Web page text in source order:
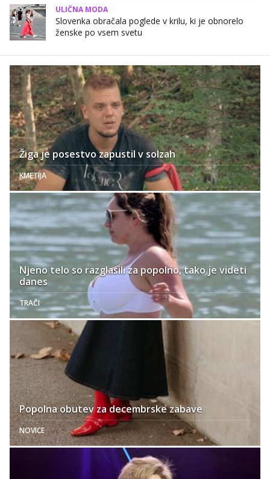
ULIČNA MODA
Slovenka obračala poglede v krilu, ki je obnorelo
ženske po vsem svetu
Žiga je posestvo zapustil v solzah
KMETIJA
Njeno telo so razglasili za popolno, tako je videti
danes
TRAČI
Popolna obutev za decembrske zabave
NOVICE